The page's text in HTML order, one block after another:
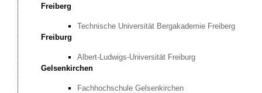
Freiberg
Technische Universität Bergakademie Freiberg
Freiburg
Albert-Ludwigs-Universität Freiburg
Gelsenkirchen
Fachhochschule Gelsenkirchen